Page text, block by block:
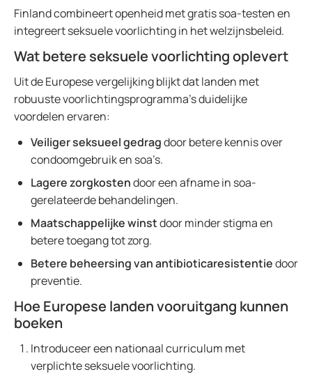
Finland combineert openheid met gratis soa-testen en
integreert seksuele voorlichting in het welzijnsbeleid.
Wat betere seksuele voorlichting oplevert
Uit de Europese vergelijking blijkt dat landen met
robuuste voorlichtingsprogramma’s duidelijke
voordelen ervaren:
Veiliger seksueel gedragdoor betere kennis over
condoomgebruik en soa’s.
Lagere zorgkostendoor een afname in soa-
gerelateerde behandelingen.
Maatschappelijke winstdoor minder stigma en
betere toegang tot zorg.
Betere beheersing van antibioticaresistentiedoor
preventie.
Hoe Europese landen vooruitgang kunnen
boeken
Introduceer een nationaal curriculum met
verplichte seksuele voorlichting.